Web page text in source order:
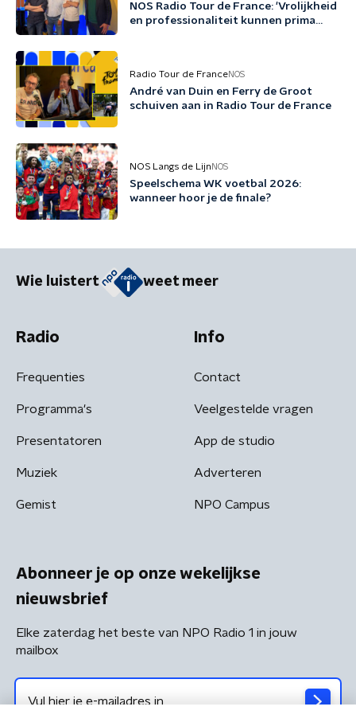
NOS Radio Tour de France: 'Vrolijkheid
en professionaliteit kunnen prima
Radio Tour de FranceNOS
André van Duin en Ferry de Groot
schuiven aan in Radio Tour de France
NOS Langs de Lijn NOS
Speelschema WK voetbal 2026:
wanneer hoor je de finale?
Wie luistert weet meer
Radio
Frequenties
Programma's
Presentatoren
Muziek
Gemist
Info
Contact
Veelgestelde vragen
App de studio
Adverteren
NPO Campus
Abonneer je op onze wekelijkse
nieuwsbrief
Elke zaterdag het beste van NPO Radio 1 in jouw
mailbox